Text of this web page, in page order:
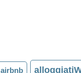
airbnb